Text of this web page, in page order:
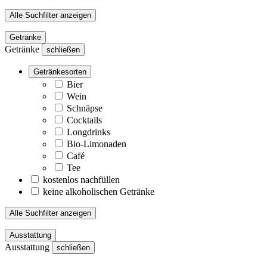
Alle Suchfilter anzeigen
Getränke
Getränke schließen
Getränkesorten
Bier
Wein
Schnäpse
Cocktails
Longdrinks
Bio-Limonaden
Café
Tee
kostenlos nachfüllen
keine alkoholischen Getränke
Alle Suchfilter anzeigen
Ausstattung
Ausstattung schließen